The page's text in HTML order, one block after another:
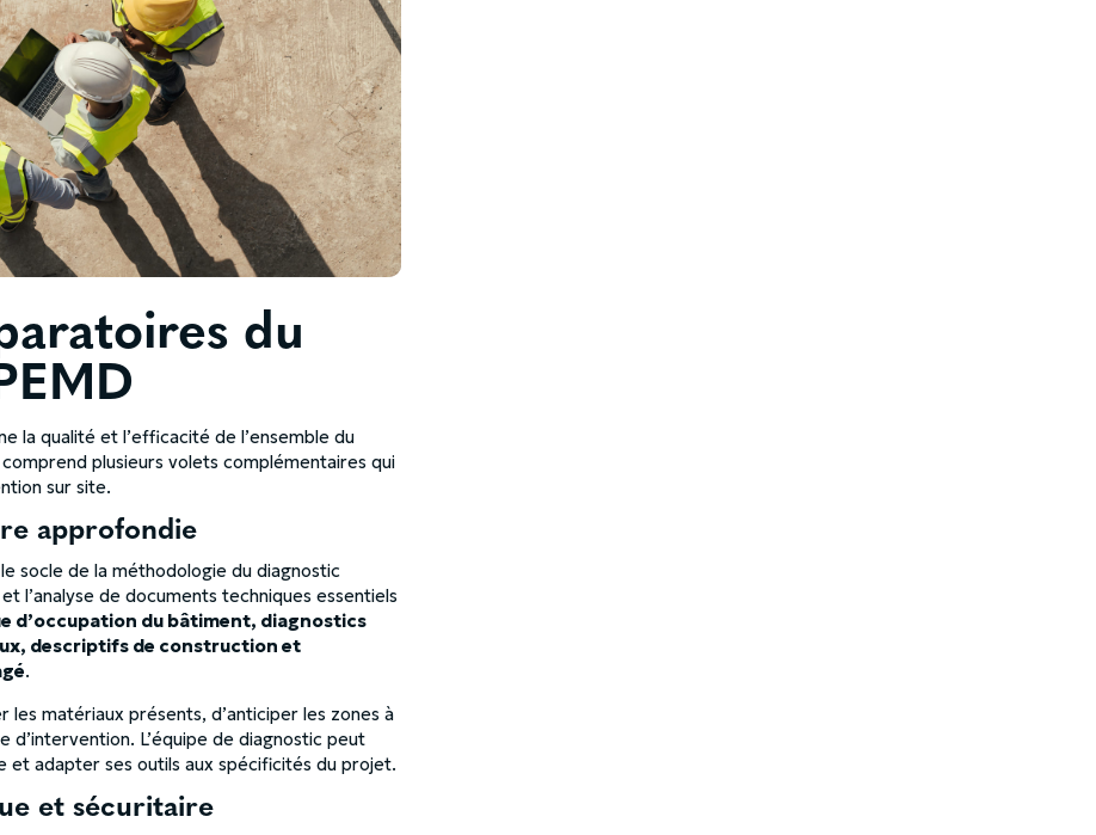
du
la qualité et l’efficacité de l’ensemble du
plusieurs volets complémentaires qui
sur site.
approfondie
socle de la méthodologie du diagnostic
l’analyse de documents techniques essentiels
d’occupation du bâtiment, diagnostics
descriptifs de construction et
.
les matériaux présents, d’anticiper les zones à
L’équipe de diagnostic peut
et adapter ses outils aux spécificités du projet.
et sécuritaire